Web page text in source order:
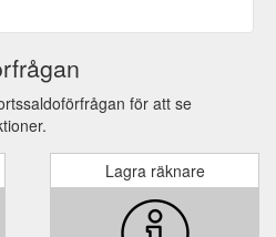
för att se
Lagra räknare